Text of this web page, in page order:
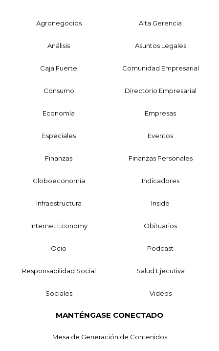
Agronegocios Alta Gerencia
Análisis Asuntos Legales
Caja Fuerte Comunidad Empresarial
Consumo Directorio Empresarial
Economía Empresas
Especiales Eventos
Finanzas Finanzas Personales
Globoeconomía Indicadores
Infraestructura Inside
Internet Economy Obituarios
Ocio Podcast
Responsabilidad Social Salud Ejecutiva
Sociales Videos
MANTÉNGASE CONECTADO
Mesa de Generación de Contenidos